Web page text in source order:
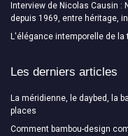
Interview de Nicolas Causin :
depuis 1969, entre héritage,
L'élégance intemporelle de la
Les derniers articles
La méridienne, le daybed, la
places
Comment bambou-design